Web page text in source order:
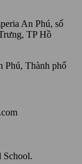
An Phú, số
TP Hồ
Phú, Thành phố
School.